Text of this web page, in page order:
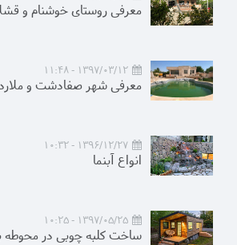
معرفی روستای خوشنام و
1397/03/12 - 11:48
معرفی شهر صفادشت و
1396/12/27 - 10:32
انواع آبنما
1397/05/25 - 10:25
ساخت کلبه چوبی در محوطه